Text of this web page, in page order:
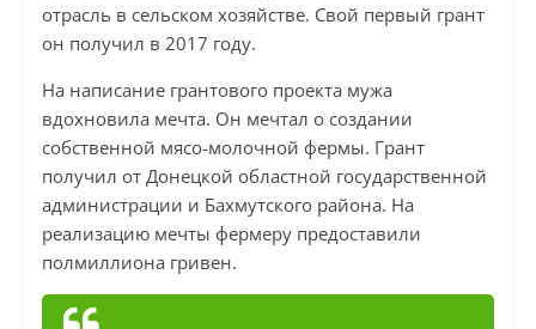
отрасль в сельском хозяйстве. Свой первый грант
он получил в 2017 году.
На написание грантового проекта мужа
вдохновила мечта. Он мечтал о создании
собственной мясо-молочной фермы. Грант
получил от Донецкой областной государственной
администрации и Бахмутского района. На
реализацию мечты фермеру предоставили
полмиллиона гривен.